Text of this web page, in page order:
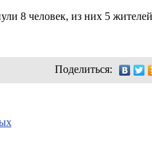
8 человек, из них 5
Поделиться: